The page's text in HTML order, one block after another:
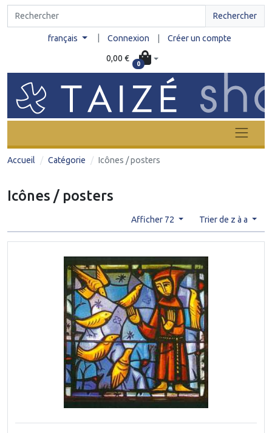
Rechercher
français Connexion Créer un compte
0,00 €
0
Accueil Catégorie Icônes / posters
Icônes / posters
Afficher 72 Trier de z à a